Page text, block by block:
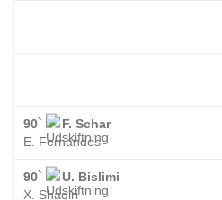
90`
F. Schar
E. Fernandes
90`
U. Bislimi
X. Shaqiri